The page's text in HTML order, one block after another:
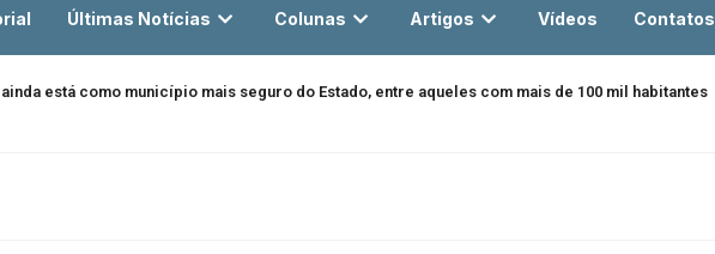
Últimas Notícias Colunas Artigos Vídeos Contatos
está como município mais seguro do Estado, entre aqueles com mais de 100 mil habitantes